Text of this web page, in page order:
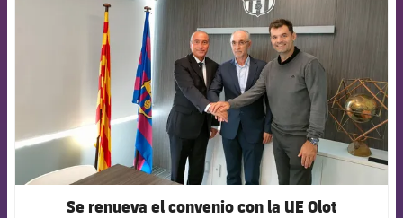
Se renueva el convenio con la UE Olot